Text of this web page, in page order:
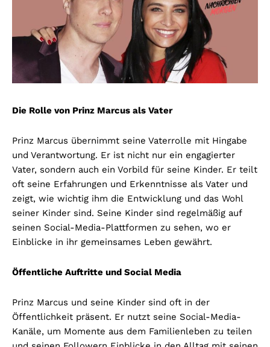
Die Rolle von Prinz Marcus als Vater
Prinz Marcus übernimmt seine Vaterrolle mit Hingabe
und Verantwortung. Er ist nicht nur ein engagierter
Vater, sondern auch ein Vorbild für seine Kinder. Er teilt
oft seine Erfahrungen und Erkenntnisse als Vater und
zeigt, wie wichtig ihm die Entwicklung und das Wohl
seiner Kinder sind. Seine Kinder sind regelmäßig auf
seinen Social-Media-Plattformen zu sehen, wo er
Einblicke in ihr gemeinsames Leben gewährt.
Öffentliche Auftritte und Social Media
Prinz Marcus und seine Kinder sind oft in der
Öffentlichkeit präsent. Er nutzt seine Social-Media-
Kanäle, um Momente aus dem Familienleben zu teilen